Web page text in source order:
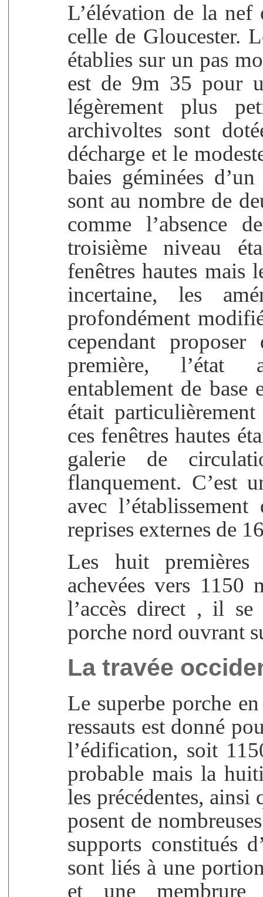
L’élévation de la nef
celle de Gloucester.
établies sur un pas
est de 9m 35 pour
légèrement plus
archivoltes sont
décharge et le
baies géminées
sont au nombre de
comme l’absence
troisième niveau
fenêtres hautes mais
incertaine, les
profondément
cependant
première, l’état
entablement de base
était
ces fenêtres hautes
galerie de
flanquement. C’est
avec
reprises externes de
Les huit
achevées vers 1150
l’accès direct , il
porche nord ouvrant
La travée
Le superbe porche
ressauts est donné
l’édification, soit
probable mais la
les précédentes,
posent de
supports constitués
sont liés à une
et une membrure